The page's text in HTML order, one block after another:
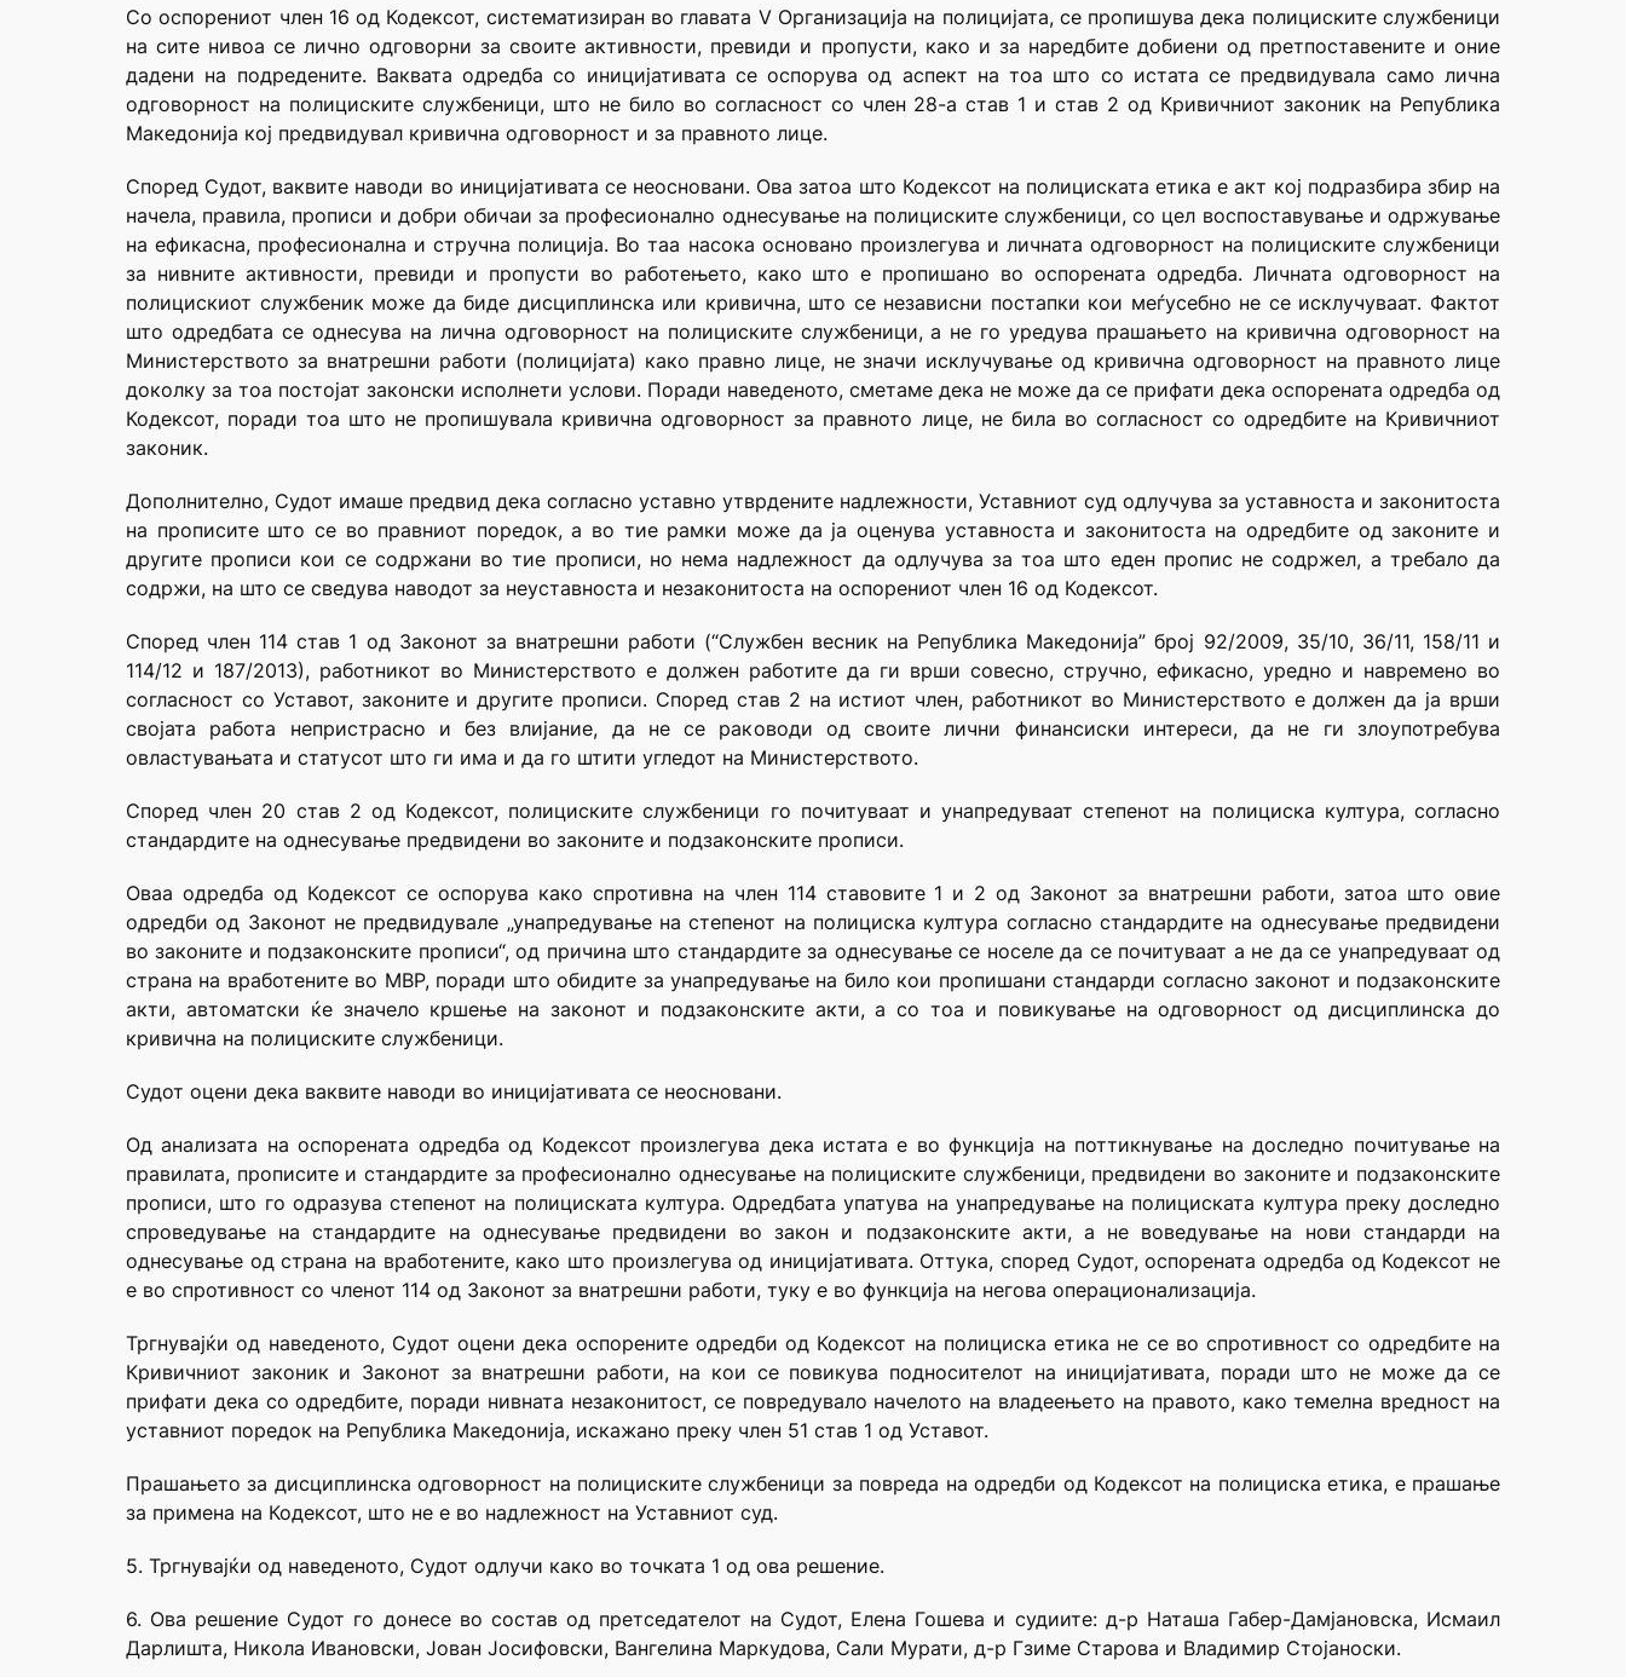
Со оспорениот член 16 од Кодексот, систематизиран во главата V Организација на полицијата, се пропишува дека полициските службеници
на сите нивоа се лично одговорни за своите активности, превиди и пропусти, како и за наредбите добиени од претпоставените и оние
дадени на подредените. Ваквата одредба со иницијативата се оспорува од аспект на тоа што со истата се предвидувала само лична
одговорност на полициските службеници, што не било во согласност со член 28-а став 1 и став 2 од Кривичниот законик на Република
Македонија кој предвидувал кривична одговорност и за правното лице.
Според Судот, ваквите наводи во иницијативата се неосновани. Ова затоа што Кодексот на полициската етика е акт кој подразбира збир на
начела, правила, прописи и добри обичаи за професионално однесување на полициските службеници, со цел воспоставување и одржување
на ефикасна, професионална и стручна полиција. Во таа насока основано произлегува и личната одговорност на полициските службеници
за нивните активности, превиди и пропусти во работењето, како што е пропишано во оспорената одредба. Личната одговорност на
полицискиот службеник може да биде дисциплинска или кривична, што се независни постапки кои меѓусебно не се исклучуваат. Фактот
што одредбата се однесува на лична одговорност на полициските службеници, а не го уредува прашањето на кривична одговорност на
Министерството за внатрешни работи (полицијата) како правно лице, не значи исклучување од кривична одговорност на правното лице
доколку за тоа постојат законски исполнети услови. Поради наведеното, сметаме дека не може да се прифати дека оспорената одредба од
Кодексот, поради тоа што не пропишувала кривична одговорност за правното лице, не била во согласност со одредбите на Кривичниот
законик.
Дополнително, Судот имаше предвид дека согласно уставно утврдените надлежности, Уставниот суд одлучува за уставноста и законитоста
на прописите што се во правниот поредок, а во тие рамки може да ја оценува уставноста и законитоста на одредбите од законите и
другите прописи кои се содржани во тие прописи, но нема надлежност да одлучува за тоа што еден пропис не содржел, а требало да
содржи, на што се сведува наводот за неуставноста и незаконитоста на оспорениот член 16 од Кодексот.
Според член 114 став 1 од Законот за внатрешни работи (“Службен весник на Република Македонија” број 92/2009, 35/10, 36/11, 158/11 и
114/12 и 187/2013), работникот во Министерството е должен работите да ги врши совесно, стручно, ефикасно, уредно и навремено во
согласност со Уставот, законите и другите прописи. Според став 2 на истиот член, работникот во Министерството е должен да ја врши
својата работа непристрасно и без влијание, да не се раководи од своите лични финансиски интереси, да не ги злоупотребува
овластувањата и статусот што ги има и да го штити угледот на Министерството.
Според член 20 став 2 од Кодексот, полициските службеници го почитуваат и унапредуваат степенот на полициска култура, согласно
стандардите на однесување предвидени во законите и подзаконските прописи.
Оваа одредба од Кодексот се оспорува како спротивна на член 114 ставовите 1 и 2 од Законот за внатрешни работи, затоа што овие
одредби од Законот не предвидувале „унапредување на степенот на полициска култура согласно стандардите на однесување предвидени
во законите и подзаконските прописи“, од причина што стандардите за однесување се носеле да се почитуваат а не да се унапредуваат од
страна на вработените во МВР, поради што обидите за унапредување на било кои пропишани стандарди согласно законот и подзаконските
акти, автоматски ќе значело кршење на законот и подзаконските акти, а со тоа и повикување на одговорност од дисциплинска до
кривична на полициските службеници.
Судот оцени дека ваквите наводи во иницијативата се неосновани.
Од анализата на оспорената одредба од Кодексот произлегува дека истата е во функција на поттикнување на доследно почитување на
правилата, прописите и стандардите за професионално однесување на полициските службеници, предвидени во законите и подзаконските
прописи, што го одразува степенот на полициската култура. Одредбата упатува на унапредување на полициската култура преку доследно
спроведување на стандардите на однесување предвидени во закон и подзаконските акти, а не воведување на нови стандарди на
однесување од страна на вработените, како што произлегува од иницијативата. Оттука, според Судот, оспорената одредба од Кодексот не
е во спротивност со членот 114 од Законот за внатрешни работи, туку е во функција на негова операционализација.
Тргнувајќи од наведеното, Судот оцени дека оспорените одредби од Кодексот на полициска етика не се во спротивност со одредбите на
Кривичниот законик и Законот за внатрешни работи, на кои се повикува подносителот на иницијативата, поради што не може да се
прифати дека со одредбите, поради нивната незаконитост, се повредувало начелото на владеењето на правото, како темелна вредност на
уставниот поредок на Република Македонија, искажано преку член 51 став 1 од Уставот.
Прашањето за дисциплинска одговорност на полициските службеници за повреда на одредби од Кодексот на полициска етика, е прашање
за примена на Кодексот, што не е во надлежност на Уставниот суд.
5. Тргнувајќи од наведеното, Судот одлучи како во точката 1 од ова решение.
6. Ова решение Судот го донесе во состав од претседателот на Судот, Елена Гошева и судиите: д-р Наташа Габер-Дамјановска, Исмаил
Дарлишта, Никола Ивановски, Јован Јосифовски, Вангелина Маркудова, Сали Мурати, д-р Гзиме Старова и Владимир Стојаноски.